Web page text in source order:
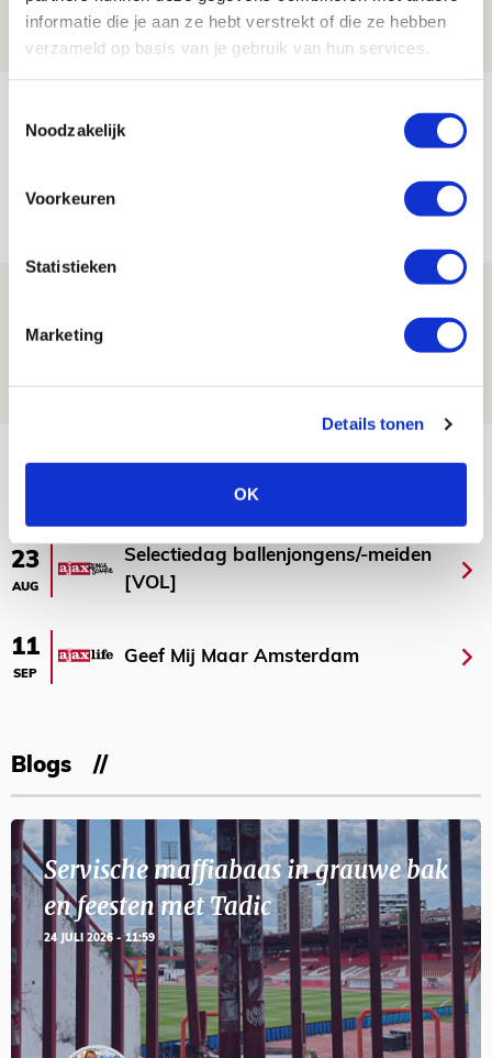
informatie die je aan ze hebt verstrekt of die ze hebben
verzameld op basis van je gebruik van hun services.
Noodzakelijk
Voorkeuren
Statistieken
Marketing
Details tonen
OK
aanwinsten in thuisduel met
05 AUGUSTUS 2026 - 15:35
Heerenveen [UITVERKOCHT]
NIEUWS
23
AUG
Selectiedag ballenjongens/-meiden
[VOL]
11
SEP
Geef Mij Maar Amsterdam
Blogs
Servische maffiabaas in grauwe bak
en feesten met Tadic
24 JULI 2026 - 11:59